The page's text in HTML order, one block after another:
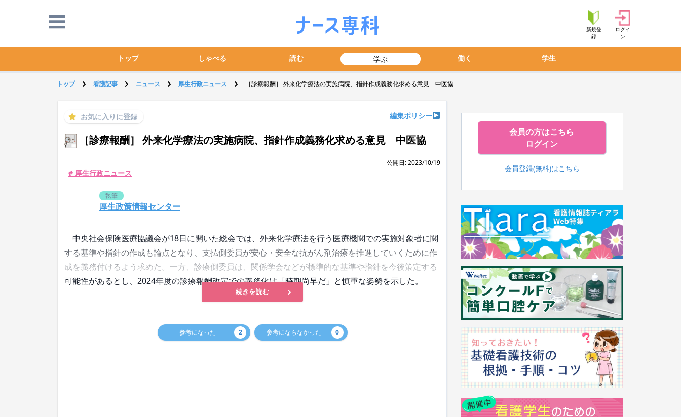
新規登
録
ログイ
ン
トップ しゃべる 読む 学ぶ 働く 学生
トップ 看護記事 ニュース 厚生行政ニュース ［診療報酬］ 外来化学療法の実施病院、指針作成義務化求める意見 中医協
お気に入りに登録 編集ポリシー
［診療報酬］ 外来化学療法の実施病院、指針作成義務化求める意見 中医協
公開日: 2023/10/19
# 厚生行政ニュース
執筆
厚生政策情報センター
中央社会保険医療協議会が18日に開いた総会では、外来化学療法を行う医療機関での実施対象者に関
する基準や指針の作成も論点となり、支払側委員が安心・安全な抗がん剤治療を推進していくために作
成を義務付けるよう求めた。一方、診療側委員は、関係学会などが標準的な基準や指針を今後策定する
可能性があるとし、2024年度の診療報酬改定での義務化は「時期尚早だ」と慎重な姿勢を示した。
続きを読む
参考になった 2 参考にならなかった 0
会員の方はこちら
ログイン
会員登録(無料)はこちら